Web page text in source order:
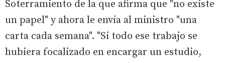
Soterramiento de la que afirma que "no existe
un papel" y ahora le envía al ministro "una
carta cada semana". "Si todo ese trabajo se
hubiera focalizado en encargar un estudio,